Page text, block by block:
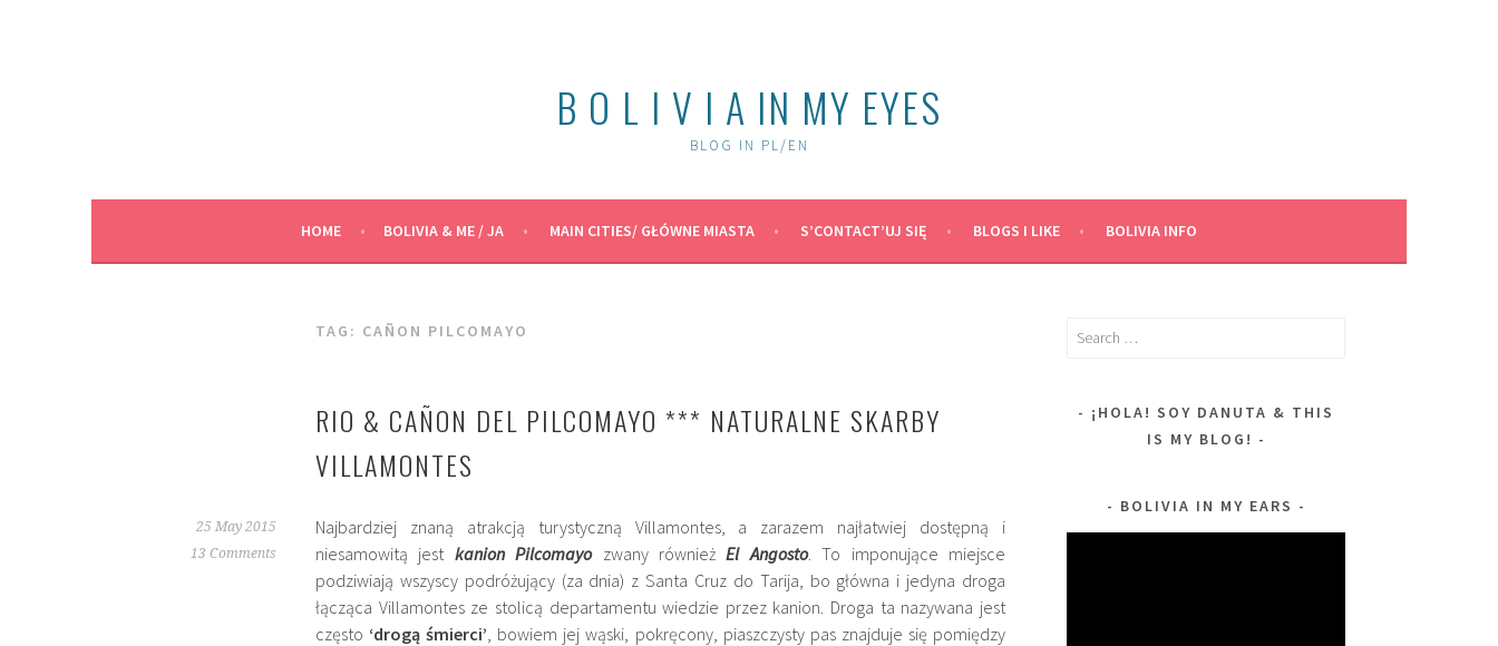
B O L I V I A IN MY EYES
BLOG IN PL/EN
HOME BOLIVIA & ME / JA MAIN CITIES/ GŁÓWNE MIASTA S’CONTACT’UJ SIĘ BLOGS I LIKE BOLIVIA INFO
TAG: CAÑON PILCOMAYO
RIO & CAÑON DEL PILCOMAYO *** NATURALNE SKARBY
VILLAMONTES
25 May 2015
13 Comments
Najbardziej znaną atrakcją turystyczną Villamontes, a zarazem najłatwiej dostępną i
niesamowitą jest kanion Pilcomayo zwany również El Angosto. To imponujące miejsce
podziwiają wszyscy podróżujący (za dnia) z Santa Cruz do Tarija, bo główna i jedyna droga
łącząca Villamontes ze stolicą departamentu wiedzie przez kanion. Droga ta nazywana jest
często ‘drogą śmierci’, bowiem jej wąski, pokręcony, piaszczysty pas znajduje się pomiędzy
Search
¡HOLA! SOY DANUTA & THIS
IS MY BLOG!
BOLIVIA IN MY EARS